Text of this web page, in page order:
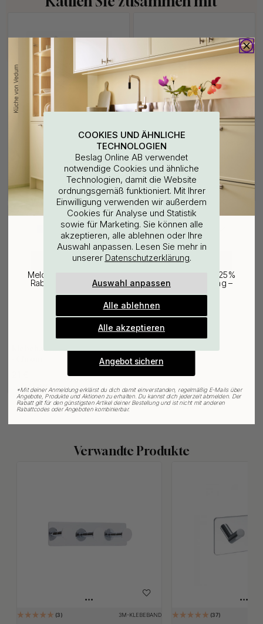
Oberflächenreinigungstuch
3.60 €
Auf Lager
Base 200 Handtuchhalter -
Chrom
35 €
Auf Lager
POPULAR
Klebehaken Base 220 3-Haken
Verwandte Produkte
3 3M-KLEBEBAND 37
COOKIES UND ÄHNLICHE
TECHNOLOGIEN
Beslag Online AB verwendet
notwendige Cookies und ähnliche
Technologien, damit die Website
ordnungsgemäß funktioniert. Mit Ihrer
Einwilligung verwenden wir außerdem
Cookies für Analyse und Statistik
sowie für Marketing. Sie können alle
akzeptieren, alle ablehnen oder Ihre
Auswahl anpassen. Lesen Sie mehr in
unserer Datenschutzerklärung.
Auswahl anpassen
Alle ablehnen
Alle akzeptieren
WOULD YOU RATHER VISIT?
EU
CHANGE COUNTRY
25% Rabatt auf deinen
günstigsten Artikel
Melde dich für unseren Newsletter an und erhalte 25%
Rabatt auf den günstigsten Artikel deiner Bestellung –
plus Inspiration und exklusive Angebote.
Gültig bis zum 31. August
Angebot sichern
*Mit deiner Anmeldung erklärst du dich damit einverstanden, regelmäßig E-Mails über
Angebote, Produkte und Aktionen zu erhalten. Du kannst dich jederzeit abmelden. Der
Rabatt gilt für den günstigsten Artikel deiner Bestellung und ist nicht mit anderen
Rabattcodes oder Angeboten kombinierbar.